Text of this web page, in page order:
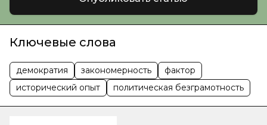
Ключевые слова
демократия закономерность
фактор
исторический опыт
политическая безграмотность